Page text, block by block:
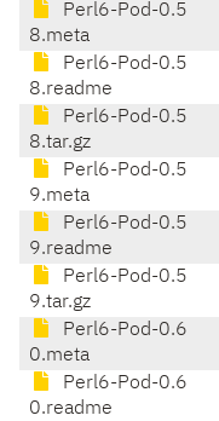
Perl6-Pod-0.5
8.meta
Perl6-Pod-0.5
8.readme
Perl6-Pod-0.5
8.tar.gz
Perl6-Pod-0.5
9.meta
Perl6-Pod-0.5
9.readme
Perl6-Pod-0.5
9.tar.gz
Perl6-Pod-0.6
0.meta
Perl6-Pod-0.6
0.readme